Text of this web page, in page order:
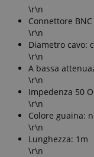
\r\n
Connettore
\r\n
Diametro cavo:
\r\n
A bassa
\r\n
Impedenza 50
\r\n
Colore guaina:
\r\n
Lunghezza: 1m
\r\n